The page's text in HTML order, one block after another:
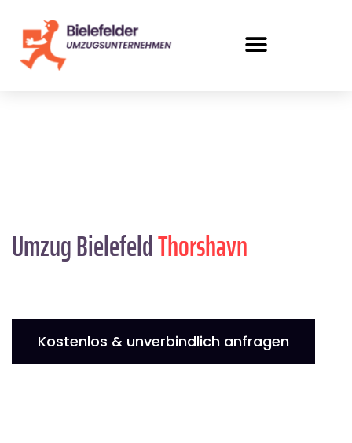
Umzug BielefeldThorshavn
Kostenlos & unverbindlich anfragen